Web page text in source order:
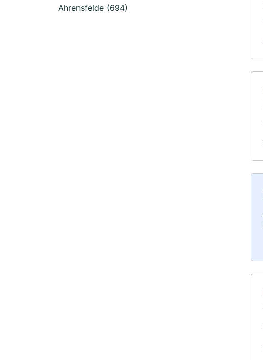
Ahrensfelde (694)